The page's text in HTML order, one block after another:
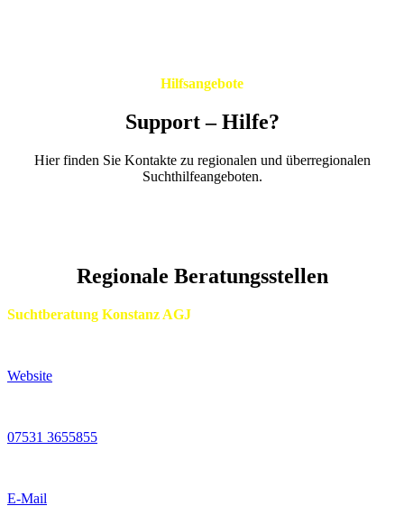
Hilfsangebote
Support – Hilfe?
Hier finden Sie Kontakte zu regionalen und überregionalen
Suchthilfeangeboten.
Regionale Beratungsstellen
Suchtberatung Konstanz AGJ
Website
07531 3655855
E-Mail